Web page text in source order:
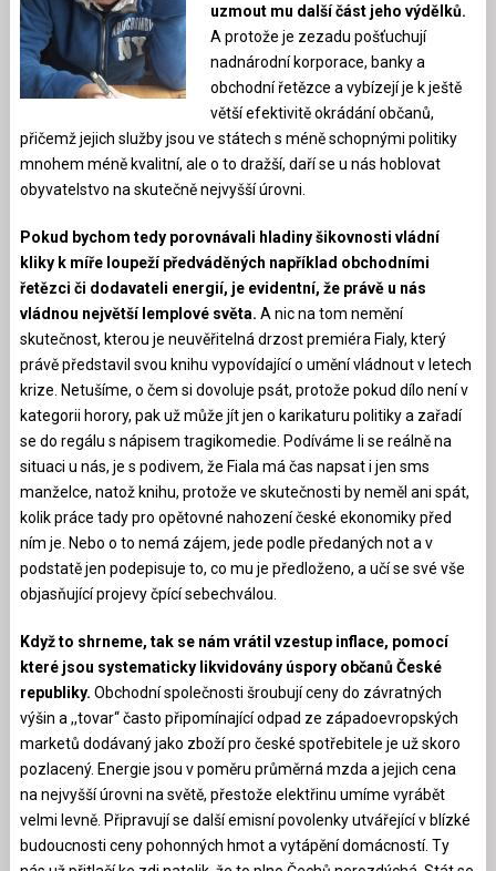
uzmout mu další část jeho výdělků.
A protože je zezadu pošťuchují
nadnárodní korporace, banky a
obchodní řetězce a vybízejí je k ještě
větší efektivitě okrádání občanů,
přičemž jejich služby jsou ve státech s méně schopnými politiky
mnohem méně kvalitní, ale o to dražší, daří se u nás hoblovat
obyvatelstvo na skutečně nejvyšší úrovni.
Pokud bychom tedy porovnávali hladiny šikovnosti vládní
kliky k míře loupeží předváděných například obchodními
řetězci či dodavateli energií, je evidentní, že právě u nás
vládnou největší lemplové světa. A nic na tom nemění
skutečnost, kterou je neuvěřitelná drzost premiéra Fialy, který
právě představil svou knihu vypovídající o umění vládnout v letech
krize. Netušíme, o čem si dovoluje psát, protože pokud dílo není v
kategorii horory, pak už může jít jen o karikaturu politiky a zařadí
se do regálu s nápisem tragikomedie. Podíváme li se reálně na
situaci u nás, je s podivem, že Fiala má čas napsat i jen sms
manželce, natož knihu, protože ve skutečnosti by neměl ani spát,
kolik práce tady pro opětovné nahození české ekonomiky před
ním je. Nebo o to nemá zájem, jede podle předaných not a v
podstatě jen podepisuje to, co mu je předloženo, a učí se své vše
objasňující projevy čpící sebechválou.
Když to shrneme, tak se nám vrátil vzestup inflace, pomocí
které jsou systematicky likvidovány úspory občanů České
republiky. Obchodní společnosti šroubují ceny do závratných
výšin a ,,tovar“ často připomínající odpad ze západoevropských
marketů dodávaný jako zboží pro české spotřebitele je už skoro
pozlacený. Energie jsou v poměru průměrná mzda a jejich cena
na nejvyšší úrovni na světě, přestože elektřinu umíme vyrábět
velmi levně. Připravují se další emisní povolenky utvářející v blízké
budoucnosti ceny pohonných hmot a vytápění domácností. Ty